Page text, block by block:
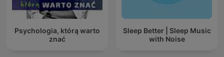
Psychologia, którą warto
znać
Sleep Better | Sleep Music
with Noise